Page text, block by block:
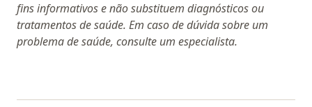
fins informativos e não substituem diagnósticos ou
tratamentos de saúde. Em caso de dúvida sobre um
problema de saúde, consulte um especialista.